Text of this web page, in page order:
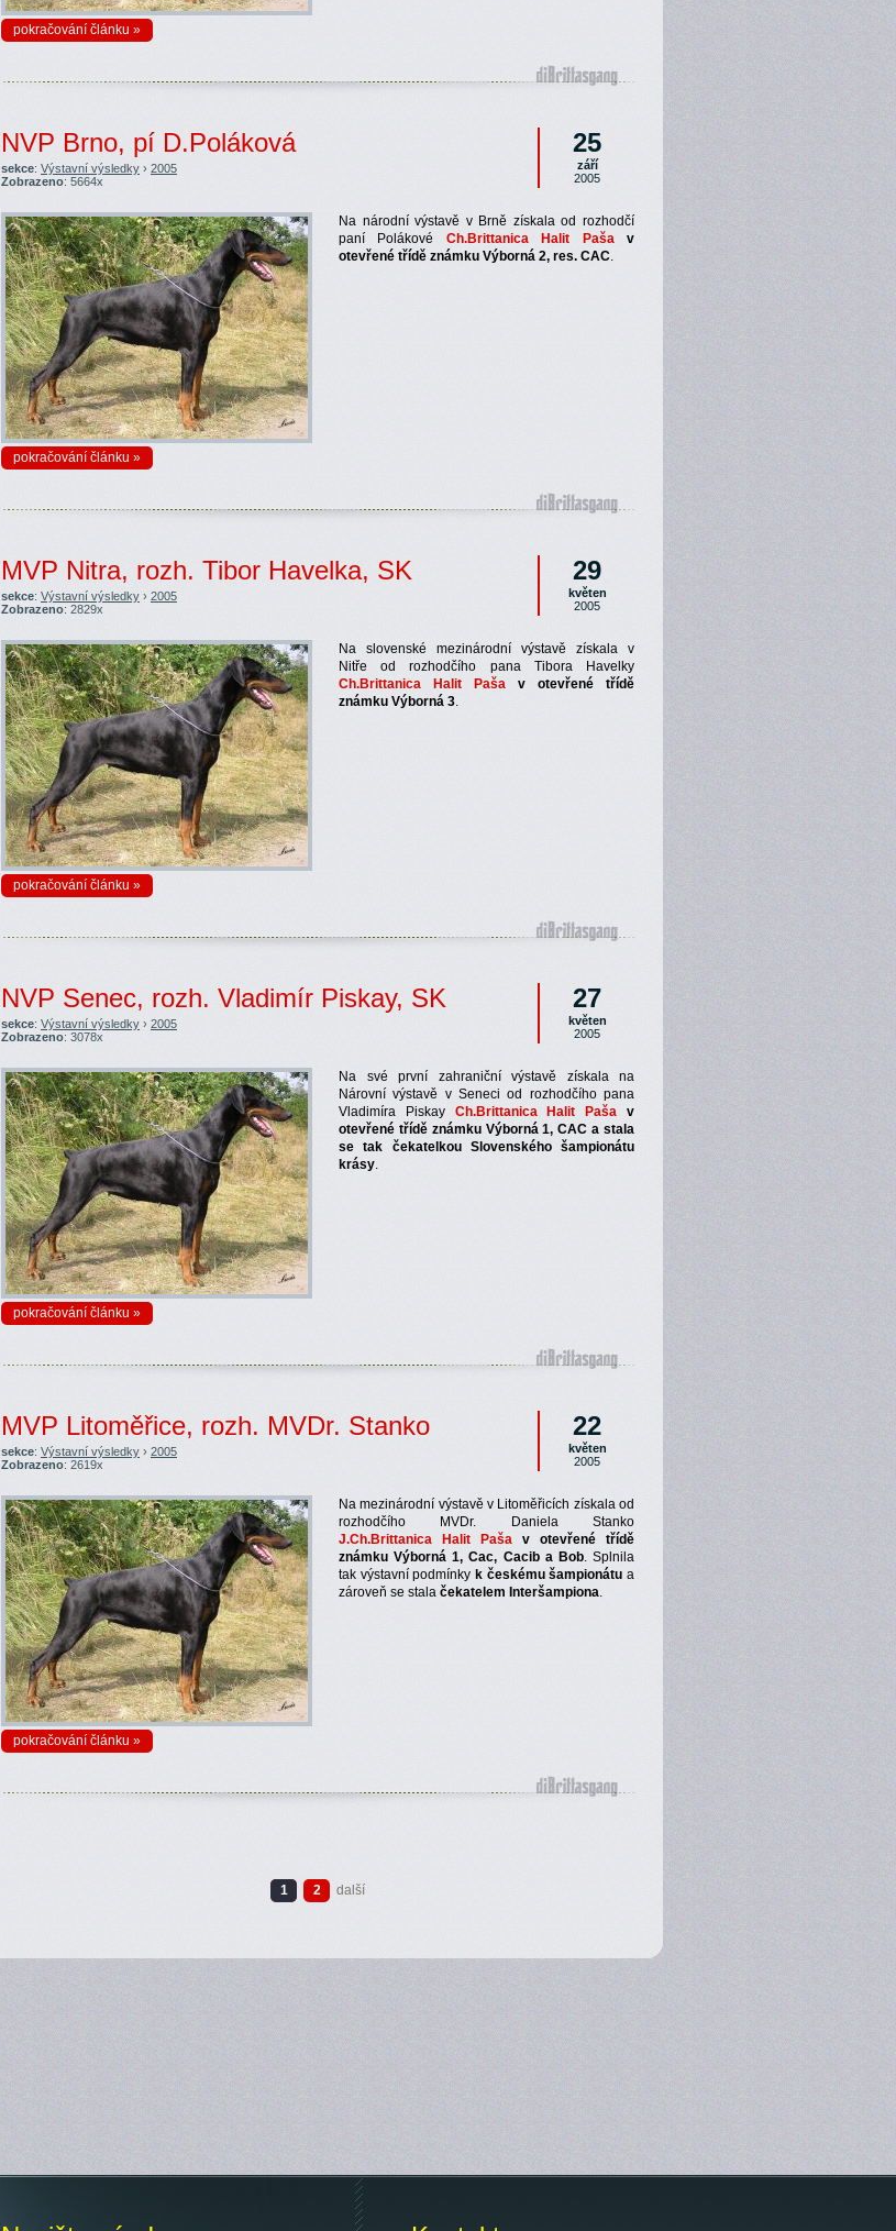
pokračování článku »
25
září
2005
NVP Brno, pí D.Poláková
sekce: Výstavní výsledky › 2005
Zobrazeno: 5664x
Na národní výstavě v Brně získala od rozhodčí
paní Polákové Ch.Brittanica Halit Pašav
otevřené třídě známku Výborná 2, res. CAC.
pokračování článku »
29
květen
2005
MVP Nitra, rozh. Tibor Havelka, SK
sekce: Výstavní výsledky › 2005
Zobrazeno: 2829x
Na slovenské mezinárodní výstavě získala v
Nitře od rozhodčího pana Tibora Havelky
Ch.Brittanica Halit Paša v otevřené třídě
známku Výborná 3.
pokračování článku »
27
květen
2005
NVP Senec, rozh. Vladimír Piskay, SK
sekce: Výstavní výsledky › 2005
Zobrazeno: 3078x
Na své první zahraniční výstavě získala na
Nárovní výstavě v Seneci od rozhodčího pana
Vladimíra Piskay Ch.Brittanica Halit Paša v
otevřené třídě známku Výborná 1, CAC a stala
se tak čekatelkou Slovenského šampionátu
krásy.
pokračování článku »
22
květen
2005
MVP Litoměřice, rozh. MVDr. Stanko
sekce: Výstavní výsledky › 2005
Zobrazeno: 2619x
Na mezinárodní výstavě v Litoměřicích získala od
rozhodčího MVDr. Daniela Stanko
J.Ch.Brittanica Halit Paša v otevřené třídě
známku Výborná 1, Cac, Cacib a Bob. Splnila
tak výstavní podmínky k českému šampionátu a
zároveň se stala čekatelem Interšampiona.
pokračování článku »
1 2 další